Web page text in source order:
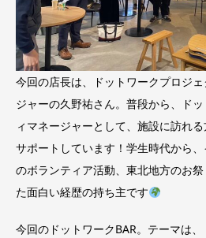
今回の店長は、ドットワークプロジ
ジャーの久野祐さん。普段から、ド
ィマネージャーとして、施設に訪れ
サポートしています！学生時代から
のボランティア活動、東北地方のお
た面白い経歴の持ち主です
今回のドットワークBAR。テーマは